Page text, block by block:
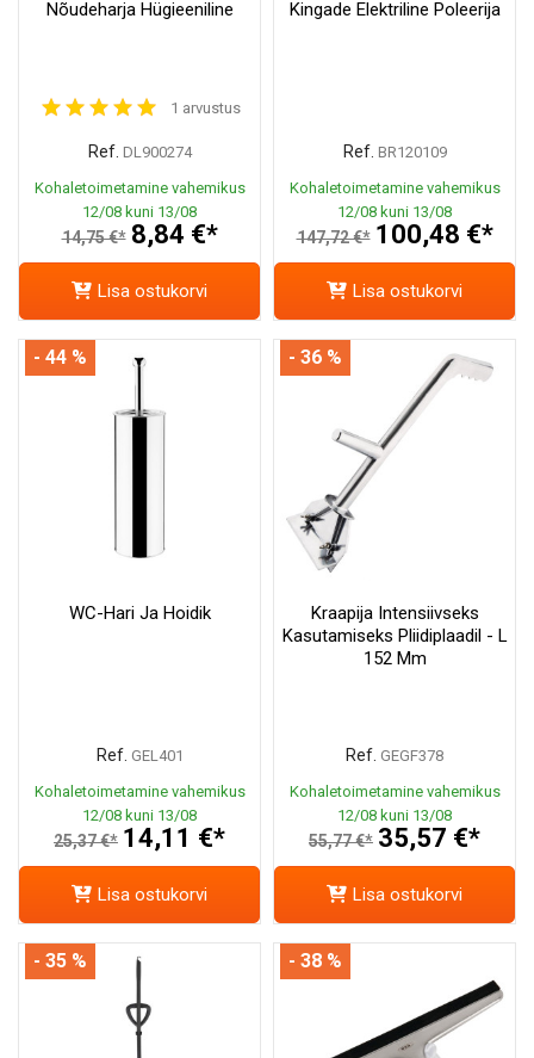
Nõudeharja Hügieeniline
1 arvustus
Ref. DL900274
Kohaletoimetamine vahemikus
12/08 kuni 13/08
14,75 €* 8,84 €*
Lisa ostukorvi
Kingade Elektriline Poleerija
Ref. BR120109
Kohaletoimetamine vahemikus
12/08 kuni 13/08
147,72 €* 100,48 €*
Lisa ostukorvi
WC-Hari Ja Hoidik
Ref. GEL401
Kohaletoimetamine vahemikus
12/08 kuni 13/08
25,37 €* 14,11 €*
- 44 %
Lisa ostukorvi
Kraapija Intensiivseks
Kasutamiseks Pliidiplaadil - L
152 Mm
Ref. GEGF378
Kohaletoimetamine vahemikus
12/08 kuni 13/08
55,77 €* 35,57 €*
- 36 %
Lisa ostukorvi
- 35 % - 38 %